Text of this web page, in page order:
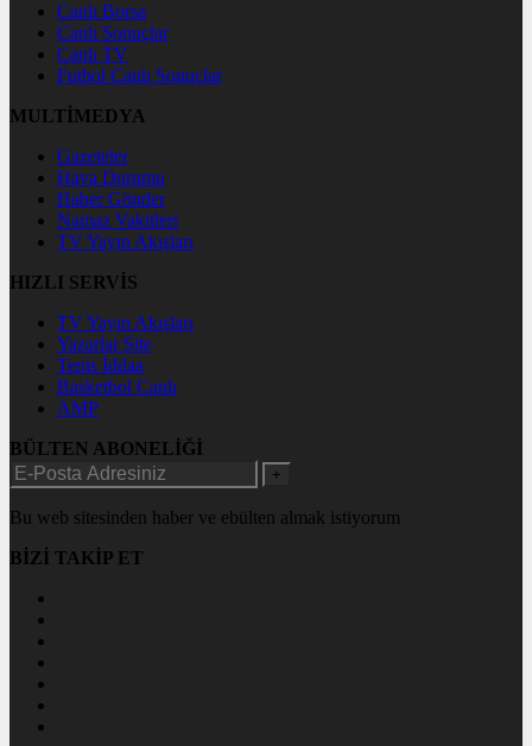
Canlı Borsa
Canlı Sonuçlar
Canlı TV
Futbol Canlı Sonuçlar
MULTİMEDYA
Gazeteler
Hava Durumu
Haber Gönder
Namaz Vakitleri
TV Yayın Akışları
HIZLI SERVİS
TV Yayın Akışları
Yazarlar Site
Tenis İddaa
Basketbol Canlı
AMP
BÜLTEN ABONELİĞİ
+
Bu web sitesinden haber ve ebülten almak istiyorum
BİZİ TAKİP ET